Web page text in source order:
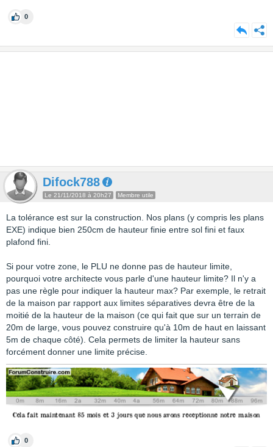
0
Difock788
Le 21/11/2018 à 20h27 Membre utile
La tolérance est sur la construction. Nos plans (y compris les plans
EXE) indique bien 250cm de hauteur finie entre sol fini et faux
plafond fini.
Si pour votre zone, le PLU ne donne pas de hauteur limite,
pourquoi votre architecte vous parle d'une hauteur limite? Il n'y a
pas une règle pour indiquer la hauteur max? Par exemple, le retrait
de la maison par rapport aux limites séparatives devra être de la
moitié de la hauteur de la maison (ce qui fait que sur un terrain de
20m de large, vous pouvez construire qu'à 10m de haut en laissant
5m de chaque côté). Cela permets de limiter la hauteur sans
forcément donner une limite précise.
0